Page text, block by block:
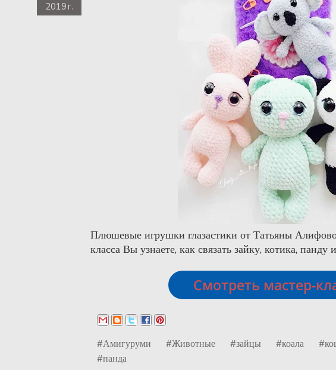
2019 г.
Плюшевые игрушки глазастики от Татьяны
класса Вы узнаете, как связать зайку, котика, панду
Смотреть мастер-
#Амигуруми #Животные #зайцы #коала
#панда